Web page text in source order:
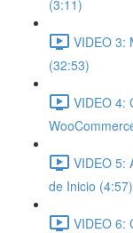
(3:11)
VIDEO 3:
(32:53)
VIDEO 4:
VIDEO 5:
de Inicio (4:57)
VIDEO 6: